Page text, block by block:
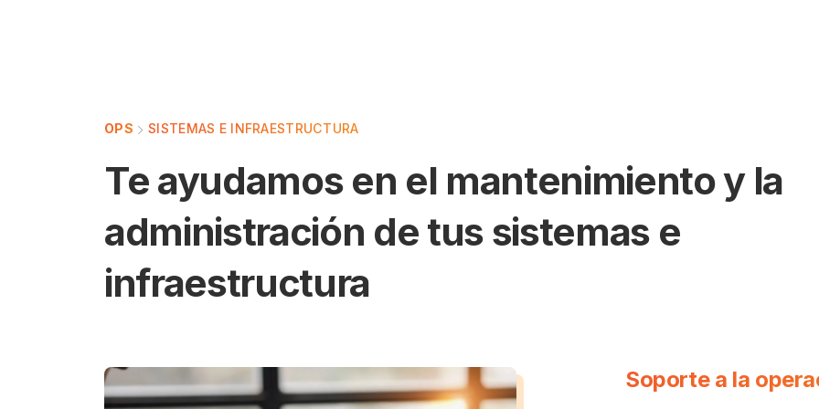
OPS SISTEMAS E INFRAESTRUCTURA
Te ayudamos en el mantenimiento y la
administración de tus sistemas e
infraestructura
Soporte a la